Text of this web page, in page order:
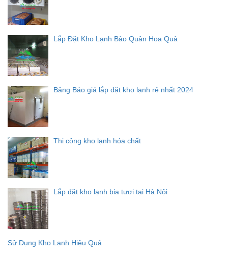
Lắp Đặt Kho Lạnh Bảo Quản Hoa Quả
Bảng Báo giá lắp đặt kho lạnh rẻ nhất 2024
Thi công kho lạnh hóa chất
Lắp đặt kho lạnh bia tươi tại Hà Nội
Sử Dụng Kho Lạnh Hiệu Quả